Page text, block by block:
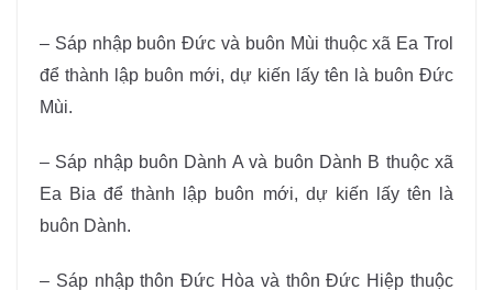
– Sáp nhập buôn Đức và buôn Mùi thuộc xã Ea Trol
để thành lập buôn mới, dự kiến lấy tên là buôn Đức
Mùi.
– Sáp nhập buôn Dành A và buôn Dành B thuộc xã
Ea Bia để thành lập buôn mới, dự kiến lấy tên là
buôn Dành.
– Sáp nhập thôn Đức Hòa và thôn Đức Hiệp thuộc